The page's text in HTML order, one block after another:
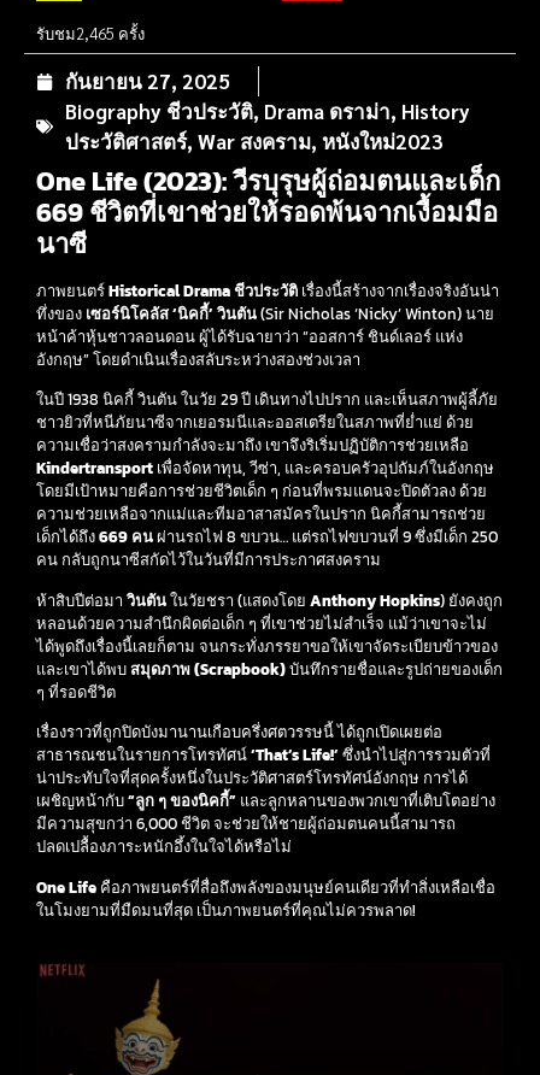
รับชม2,465 ครั้ง
กันยายน 27, 2025
Biography ชีวประวัติ, Drama ดราม่า, History
ประวัติศาสตร์, War สงคราม, หนังใหม่2023
One Life (2023): วีรบุรุษผู้ถ่อมตนและเด็ก
669 ชีวิตที่เขาช่วยให้รอดพ้นจากเงื้อมมือ
นาซี
ภาพยนตร์Historical Drama ชีวประวัติ เรื่องนี้สร้างจากเรื่องจริงอันน่า
ทึ่งของ เซอร์นิโคลัส ‘นิคกี้’ วินตัน(Sir Nicholas ‘Nicky’ Winton) นาย
หน้าค้าหุ้นชาวลอนดอน ผู้ได้รับฉายาว่า “ออสการ์ ชินด์เลอร์ แห่ง
อังกฤษ” โดยดำเนินเรื่องสลับระหว่างสองช่วงเวลา
ในปี 1938 นิคกี้ วินตัน ในวัย 29 ปี เดินทางไปปราก และเห็นสภาพผู้ลี้ภัย
ชาวยิวที่หนีภัยนาซีจากเยอรมนีและออสเตรียในสภาพที่ย่ำแย่ ด้วย
ความเชื่อว่าสงครามกำลังจะมาถึง เขาจึงริเริ่มปฏิบัติการช่วยเหลือ
Kindertransport เพื่อจัดหาทุน, วีซ่า, และครอบครัวอุปถัมภ์ในอังกฤษ
โดยมีเป้าหมายคือการช่วยชีวิตเด็ก ๆ ก่อนที่พรมแดนจะปิดตัวลง ด้วย
ความช่วยเหลือจากแม่และทีมอาสาสมัครในปราก นิคกี้สามารถช่วย
เด็กได้ถึง669 คนผ่านรถไฟ 8 ขบวน… แต่รถไฟขบวนที่ 9 ซึ่งมีเด็ก 250
คน กลับถูกนาซีสกัดไว้ในวันที่มีการประกาศสงคราม
ห้าสิบปีต่อมา วินตันในวัยชรา (แสดงโดย Anthony Hopkins) ยังคงถูก
หลอนด้วยความสำนึกผิดต่อเด็ก ๆ ที่เขาช่วยไม่สำเร็จ แม้ว่าเขาจะไม่
ได้พูดถึงเรื่องนี้เลยก็ตาม จนกระทั่งภรรยาขอให้เขาจัดระเบียบข้าวของ
และเขาได้พบสมุดภาพ (Scrapbook)บันทึกรายชื่อและรูปถ่ายของเด็ก
ๆ ที่รอดชีวิต
เรื่องราวที่ถูกปิดบังมานานเกือบครึ่งศตวรรษนี้ ได้ถูกเปิดเผยต่อ
สาธารณชนในรายการโทรทัศน์‘That’s Life!’ ซึ่งนำไปสู่การรวมตัวที่
น่าประทับใจที่สุดครั้งหนึ่งในประวัติศาสตร์โทรทัศน์อังกฤษ การได้
เผชิญหน้ากับ“ลูก ๆ ของนิคกี้” และลูกหลานของพวกเขาที่เติบโตอย่าง
มีความสุขกว่า 6,000 ชีวิต จะช่วยให้ชายผู้ถ่อมตนคนนี้สามารถ
ปลดเปลื้องภาระหนักอึ้งในใจได้หรือไม่
One Life คือภาพยนตร์ที่สื่อถึงพลังของมนุษย์คนเดียวที่ทำสิ่งเหลือเชื่อ
ในโมงยามที่มืดมนที่สุด เป็นภาพยนตร์ที่คุณไม่ควรพลาด!